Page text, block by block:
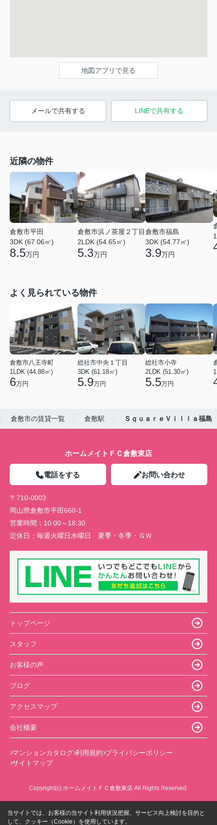
地図アプリで見る
メールで共有する LINEで共有する
近隣の物件
倉敷市平田
3DK (67.06㎡)
8.5万円
倉敷市浜ノ茶屋２丁目
2LDK (54.65㎡)
5.3万円
倉敷市福島
3DK (54.77㎡)
3.9万円
よく見られている物件
倉敷市八王寺町
1LDK (44.88㎡)
6万円
総社市中央１丁目
3DK (61.18㎡)
5.9万円
総社市小寺
2LDK (51.30㎡)
5.5万円
倉敷市の賃貸一覧 倉敷駅 ＳｑｕａｒｅＶｉｌｌａ福島
ホームメイトＦＣ倉敷東店
電話をする お問い合わせ
〒710-0003
岡山県倉敷市平田660-1
営業時間： 10:00～18:30
定休日： 毎週火曜日水曜日 夏季・冬季・ＧＷ
トップページ
スタッフ
お客様の声
ブログ
アクセスマップ
会社概要
マンションカタログ 利用規約 プライバシーポリシー
サイトマップ
Copyright(c) ホームメイトＦＣ倉敷東店 All Rights Reserved.
当サイトでは、お客様の当サイト利用状況把握、サービス向上検討を目的と
して、クッキー（Cookie）を使用しています。